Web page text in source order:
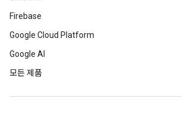
Firebase
Google Cloud Platform
Google AI
모든 제품